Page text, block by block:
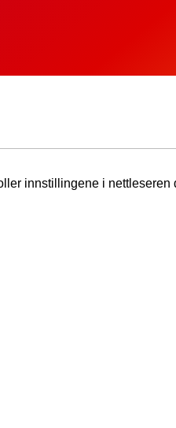
innstillingene i nettleseren